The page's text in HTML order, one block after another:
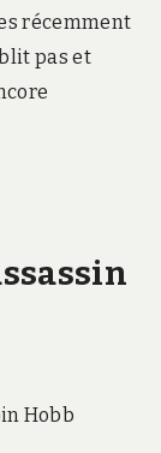
récemment
pas et
Hobb